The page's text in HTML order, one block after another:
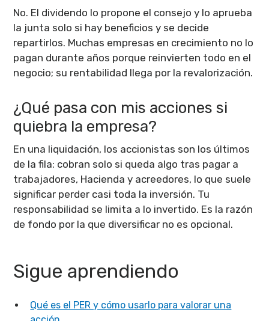
No. El dividendo lo propone el consejo y lo aprueba
la junta solo si hay beneficios y se decide
repartirlos. Muchas empresas en crecimiento no lo
pagan durante años porque reinvierten todo en el
negocio; su rentabilidad llega por la revalorización.
¿Qué pasa con mis acciones si
quiebra la empresa?
En una liquidación, los accionistas son los últimos
de la fila: cobran solo si queda algo tras pagar a
trabajadores, Hacienda y acreedores, lo que suele
significar perder casi toda la inversión. Tu
responsabilidad se limita a lo invertido. Es la razón
de fondo por la que diversificar no es opcional.
Sigue aprendiendo
Qué es el PER y cómo usarlo para valorar una